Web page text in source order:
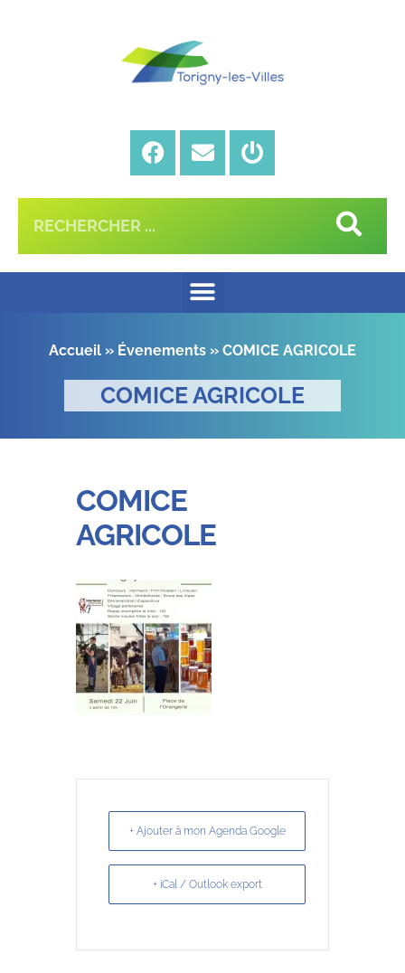
Accueil » Évenements » COMICE AGRICOLE
COMICE AGRICOLE
COMICE
AGRICOLE
+ Ajouter à mon Agenda Google
+ iCal / Outlook export